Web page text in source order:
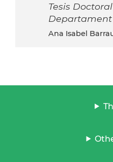
Tesis
Departament
Ana Isabel